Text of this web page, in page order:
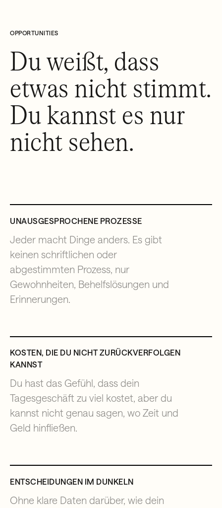
OPPORTUNITIES
Du weißt, dass
etwas nicht stimmt.
Du kannst es nur
nicht sehen.
UNAUSGESPROCHENE PROZESSE
Jeder macht Dinge anders. Es gibt
keinen schriftlichen oder
abgestimmten Prozess, nur
Gewohnheiten, Behelfslösungen und
Erinnerungen.
KOSTEN, DIE DU NICHT ZURÜCKVERFOLGEN
KANNST
Du hast das Gefühl, dass dein
Tagesgeschäft zu viel kostet, aber du
kannst nicht genau sagen, wo Zeit und
Geld hinfließen.
ENTSCHEIDUNGEN IM DUNKELN
Ohne klare Daten darüber, wie dein